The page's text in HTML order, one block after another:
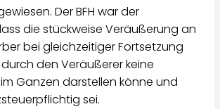
Der BFH war der
die stückweise Veräußerung an
bei gleichzeitiger Fortsetzung
den Veräußerer keine
Ganzen darstellen könne und
sei.